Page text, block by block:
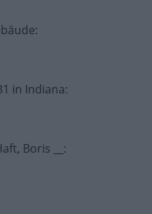
:
in Indiana:
Boris __ :